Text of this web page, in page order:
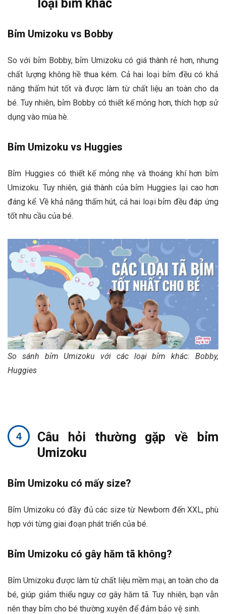
loại bỉm khác
Bỉm Umizoku vs Bobby
So với bỉm Bobby, bỉm Umizoku có giá thành rẻ hơn, nhưng
chất lượng không hề thua kém. Cả hai loại bỉm đều có khả
năng thấm hút tốt và được làm từ chất liệu an toàn cho da
bé. Tuy nhiên, bỉm Bobby có thiết kế mỏng hơn, thích hợp sử
dụng vào mùa hè.
Bỉm Umizoku vs Huggies
Bỉm Huggies có thiết kế mỏng nhẹ và thoáng khí hơn bỉm
Umizoku. Tuy nhiên, giá thành của bỉm Huggies lại cao hơn
đáng kể. Về khả năng thấm hút, cả hai loại bỉm đều đáp ứng
tốt nhu cầu của bé.
So sánh bỉm Umizoku với các loại bỉm khác: Bobby,
Huggies
Câu hỏi thường gặp về bỉm
Umizoku
Bỉm Umizoku có mấy size?
Bỉm Umizoku có đầy đủ các size từ Newborn đến XXL, phù
hợp với từng giai đoạn phát triển của bé.
Bỉm Umizoku có gây hăm tã không?
Bỉm Umizoku được làm từ chất liệu mềm mại, an toàn cho da
bé, giúp giảm thiểu nguy cơ gây hăm tã. Tuy nhiên, bạn vẫn
nên thay bỉm cho bé thường xuyên để đảm bảo vệ sinh.